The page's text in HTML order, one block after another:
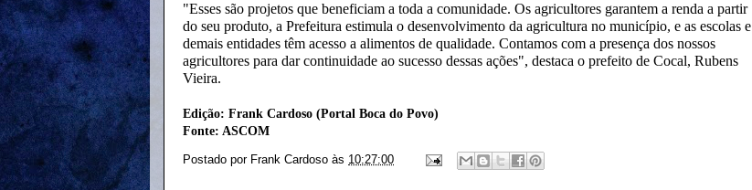
"Esses são projetos que beneficiam a toda a comunidade. Os agricultores garantem a renda a partir
do seu produto, a Prefeitura estimula o desenvolvimento da agricultura no município, e as escolas e
demais entidades têm acesso a alimentos de qualidade. Contamos com a presença dos nossos
agricultores para dar continuidade ao sucesso dessas ações", destaca o prefeito de Cocal, Rubens
Vieira.
Edição: Frank Cardoso (Portal Boca do Povo)
Fonte: ASCOM
Postado por Frank Cardoso às 10:27:00